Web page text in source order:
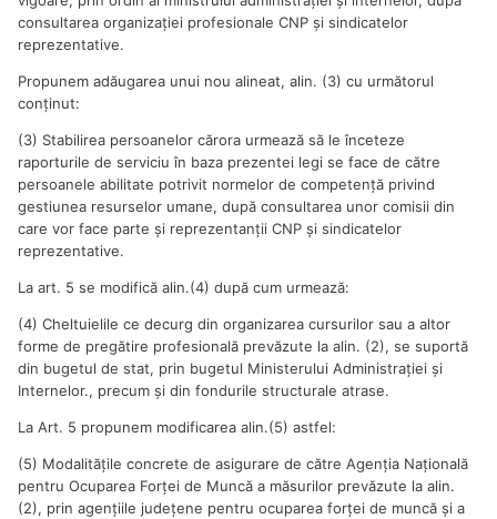
consultarea organizaţiei profesionale CNP şi sindicatelor
reprezentative.
Propunem adăugarea unui nou alineat, alin. (3) cu următorul
conţinut:
(3) Stabilirea persoanelor cărora urmează să le înceteze
raporturile de serviciu în baza prezentei legi se face de către
persoanele abilitate potrivit normelor de competenţă privind
gestiunea resurselor umane, după consultarea unor comisii din
care vor face parte şi reprezentanţii CNP şi sindicatelor
reprezentative.
La art. 5 se modifică alin.(4) după cum urmează:
(4) Cheltuielile ce decurg din organizarea cursurilor sau a altor
forme de pregătire profesională prevăzute la alin. (2), se suportă
din bugetul de stat, prin bugetul Ministerului Administraţiei şi
Internelor., precum şi din fondurile structurale atrase.
La Art. 5 propunem modificarea alin.(5) astfel:
(5) Modalităţile concrete de asigurare de către Agenţia Naţională
pentru Ocuparea Forţei de Muncă a măsurilor prevăzute la alin.
(2), prin agenţiile judeţene pentru ocuparea forţei de muncă şi a